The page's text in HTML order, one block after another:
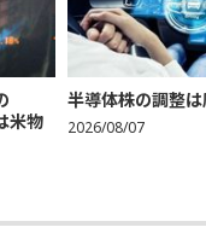
米物
半導体株の調整
2026/08/07